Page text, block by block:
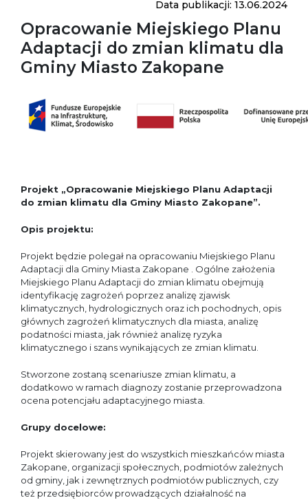
Data publikacji: 13.06.2024
Opracowanie Miejskiego Planu
Adaptacji do zmian klimatu dla
Gminy Miasto Zakopane
Projekt „Opracowanie Miejskiego Planu Adaptacji
do zmian klimatu dla Gminy Miasto Zakopane”.
Opis projektu:
Projekt będzie polegał na opracowaniu Miejskiego Planu
Adaptacji dla Gminy Miasta Zakopane . Ogólne założenia
Miejskiego Planu Adaptacji do zmian klimatu obejmują
identyfikację zagrożeń poprzez analizę zjawisk
klimatycznych, hydrologicznych oraz ich pochodnych, opis
głównych zagrożeń klimatycznych dla miasta, analizę
podatności miasta, jak również analizę ryzyka
klimatycznego i szans wynikających ze zmian klimatu.
Stworzone zostaną scenariusze zmian klimatu, a
dodatkowo w ramach diagnozy zostanie przeprowadzona
ocena potencjału adaptacyjnego miasta.
Grupy docelowe:
Projekt skierowany jest do wszystkich mieszkańców miasta
Zakopane, organizacji społecznych, podmiotów zależnych
od gminy, jak i zewnętrznych podmiotów publicznych, czy
też przedsiębiorców prowadzących działalność na